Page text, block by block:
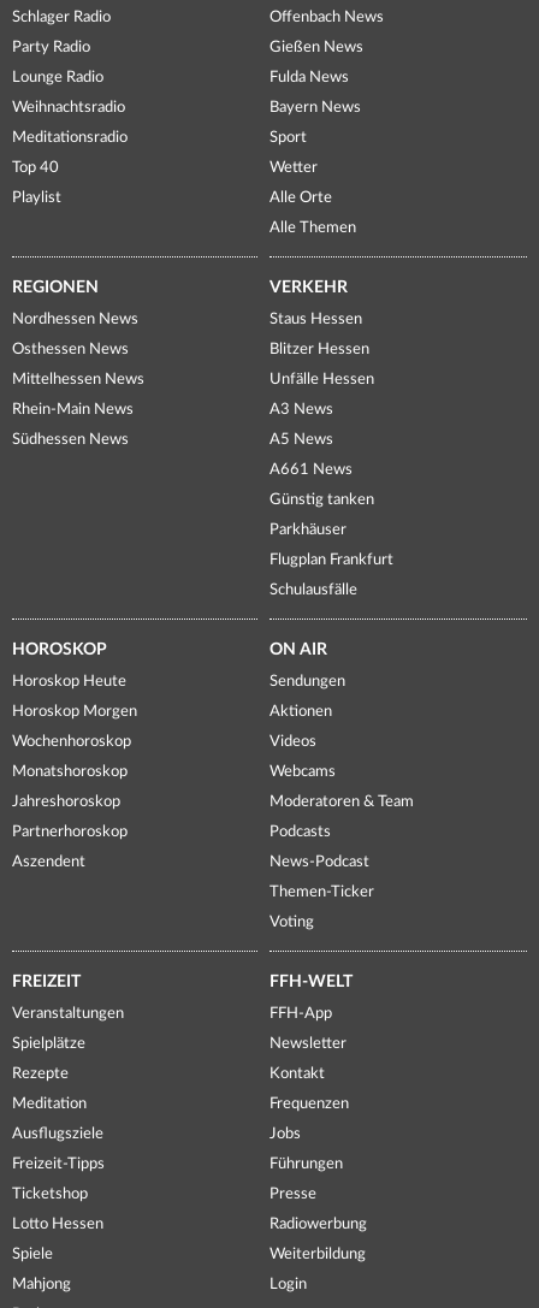
Schlager Radio
Party Radio
Lounge Radio
Weihnachtsradio
Meditationsradio
Top 40
Playlist
Offenbach News
Gießen News
Fulda News
Bayern News
Sport
Wetter
Alle Orte
Alle Themen
REGIONEN
Nordhessen News
Osthessen News
Mittelhessen News
Rhein-Main News
Südhessen News
VERKEHR
Staus Hessen
Blitzer Hessen
Unfälle Hessen
A3 News
A5 News
A661 News
Günstig tanken
Parkhäuser
Flugplan Frankfurt
Schulausfälle
HOROSKOP
Horoskop Heute
Horoskop Morgen
Wochenhoroskop
Monatshoroskop
Jahreshoroskop
Partnerhoroskop
Aszendent
ON AIR
Sendungen
Aktionen
Videos
Webcams
Moderatoren & Team
Podcasts
News-Podcast
Themen-Ticker
Voting
FREIZEIT
Veranstaltungen
Spielplätze
Rezepte
Meditation
Ausflugsziele
Freizeit-Tipps
Ticketshop
Lotto Hessen
Spiele
Mahjong
FFH-WELT
FFH-App
Newsletter
Kontakt
Frequenzen
Jobs
Führungen
Presse
Radiowerbung
Weiterbildung
Login